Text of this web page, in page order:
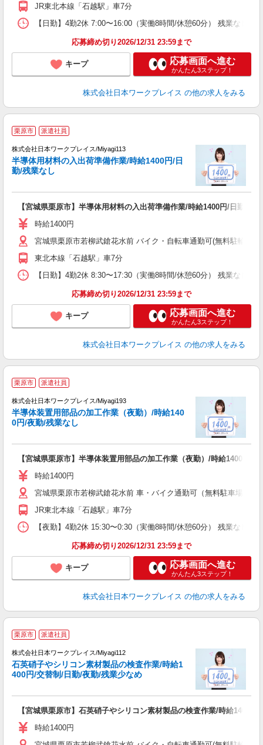
JR東北本線「石越駅」車7分
【日勤】4勤2休 7:00〜16:00（実働8時間/休憩60分） 残業なし
応募締め切り2026/12/31 23:59まで
キープ 応募画面へ進む
かんたん3ステップ！
株式会社日本ワークプレイス の他の求人をみる
栗原市 派遣社員
株式会社日本ワークプレイス/Miyagi113
半導体用材料の入出荷準備作業/時給1400円/日
勤/残業なし
【宮城県栗原市】半導体用材料の入出荷準備作業/時給1400円/日勤/残
時給1400円
宮城県栗原市若柳武鎗花水前 バイク・自転車通勤可(無料駐輪場
東北本線「石越駅」車7分
【日勤】4勤2休 8:30〜17:30（実働8時間/休憩60分） 残業なし
応募締め切り2026/12/31 23:59まで
キープ 応募画面へ進む
かんたん3ステップ！
株式会社日本ワークプレイス の他の求人をみる
栗原市 派遣社員
株式会社日本ワークプレイス/Miyagi193
半導体装置用部品の加工作業（夜勤）/時給140
0円/夜勤/残業なし
【宮城県栗原市】半導体装置用部品の加工作業（夜勤）/時給1400円/
時給1400円
宮城県栗原市若柳武鎗花水前 車・バイク通勤可（無料駐車場有
JR東北本線「石越駅」車7分
【夜勤】4勤2休 15:30〜0:30（実働8時間/休憩60分） 残業なし
応募締め切り2026/12/31 23:59まで
キープ 応募画面へ進む
かんたん3ステップ！
株式会社日本ワークプレイス の他の求人をみる
栗原市 派遣社員
株式会社日本ワークプレイス/Miyagi112
石英硝子やシリコン素材製品の検査作業/時給1
400円/交替制/日勤/夜勤/残業少なめ
【宮城県栗原市】石英硝子やシリコン素材製品の検査作業/時給1400
時給1400円